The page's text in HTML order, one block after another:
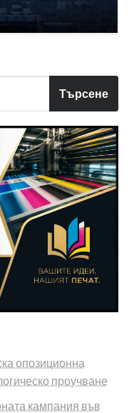
Търсене
опозиционна
проучване
кампания във